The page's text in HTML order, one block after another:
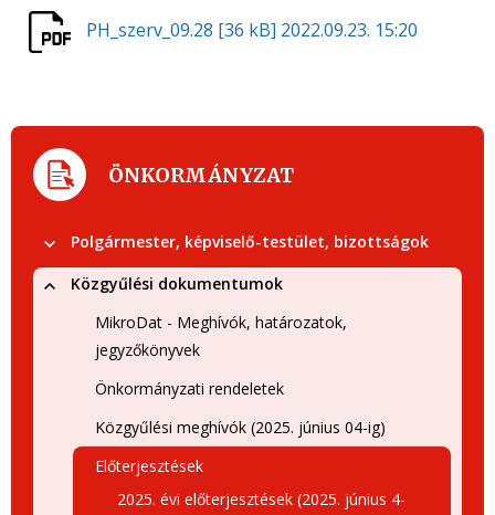
PH_szerv_09.28 [36 kB] 2022.09.23. 15:20
ÖNKORMÁNYZAT
Polgármester, képviselő-testület, bizottságok
Közgyűlési dokumentumok
MikroDat - Meghívók, határozatok,
jegyzőkönyvek
Önkormányzati rendeletek
Közgyűlési meghívók (2025. június 04-ig)
Előterjesztések
2025. évi előterjesztések (2025. június 4-